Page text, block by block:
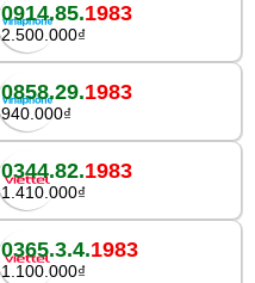
0914.85.1983
2.500.000₫
0858.29.1983
940.000₫
0344.82.1983
1.410.000₫
0365.3.4.1983
1.100.000₫